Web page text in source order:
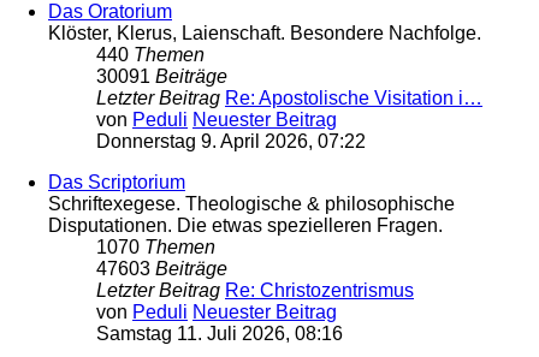
Das Oratorium
Klöster, Klerus, Laienschaft. Besondere Nachfolge.
440 Themen
30091 Beiträge
Letzter Beitrag Re: Apostolische Visitation i…
von Peduli Neuester Beitrag
Donnerstag 9. April 2026, 07:22
Das Scriptorium
Schriftexegese. Theologische & philosophische
Disputationen. Die etwas spezielleren Fragen.
1070 Themen
47603 Beiträge
Letzter Beitrag Re: Christozentrismus
von Peduli Neuester Beitrag
Samstag 11. Juli 2026, 08:16